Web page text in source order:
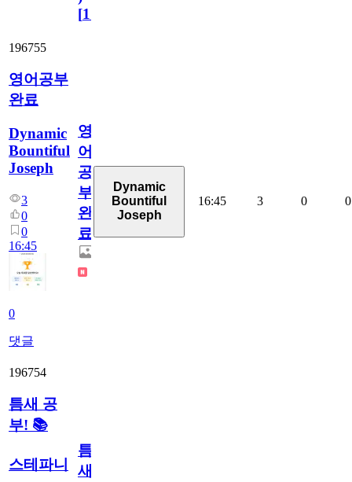
[110
196755
영어공부
완료
Dynamic
Bountiful
Joseph
3
0
0
16:45
0
댓글
영
어
공
부
완
료
Dynamic
Bountiful
Joseph
16:45 3 0 0
196754
틈새 공
부! 📚
스테파니
틈
새